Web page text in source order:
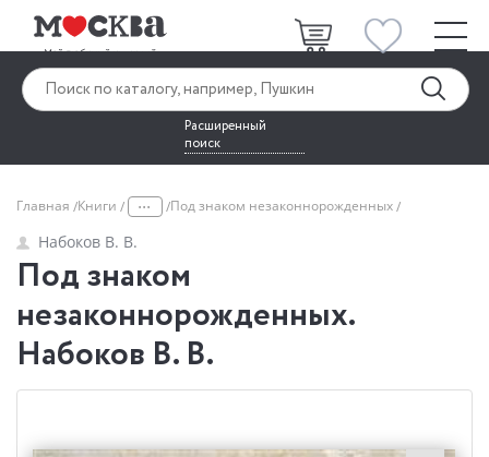
Расширенный
поиск
Главная Книги ... Под знаком незаконнорожденных
Набоков В. В.
Под знаком
незаконнорожденных.
Набоков В. В.